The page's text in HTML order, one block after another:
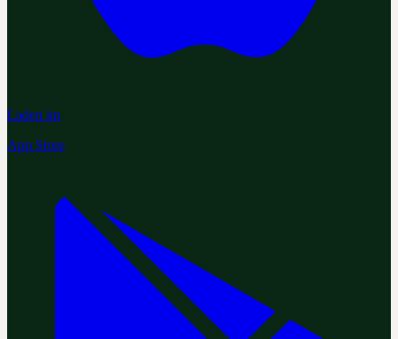
Laden im
App Store